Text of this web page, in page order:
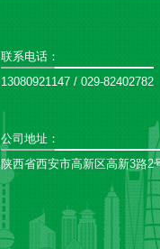
联系电话：
13080921147 / 029-82402782
公司地址：
陕西省西安市高新区高新3路2